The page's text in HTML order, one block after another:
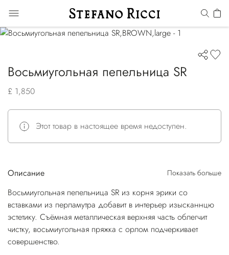
Восьмиугольная пепельница SR
£ 1,850
Этот товар в настоящее время недоступен.
Описание Показать больше
Восьмиугольная пепельница SR из корня эрики со
вставками из перламутра добавит в интерьер изысканнцю
эстетику. Съёмная металлическая верхняя часть облегчит
чистку, восьмиугольная пряжка с орлом подчеркивает
совершенство.